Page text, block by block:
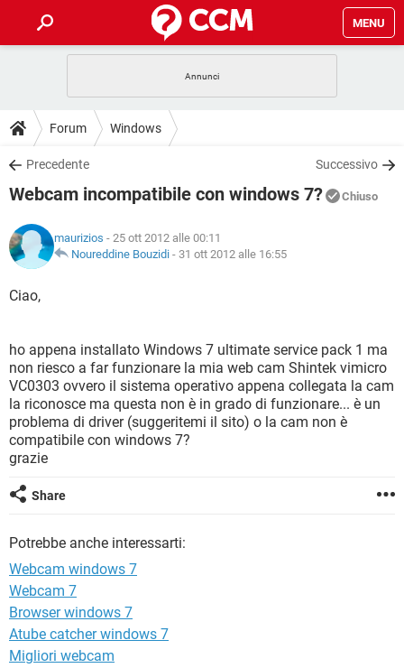
MENU
INTRATTENIMENTO
iOS
INSTAGRAM WHATSAPP
TIKTOK
HARDWARE
GUIDE
COVID-19
INSTAGRAM WHATSAPP
TIKTOK
HARDWARE
DOWNLOAD
COVID-19 GAMING
INTRATTENIMENTO
iOS WINDOWS 10
INSTAGRAM
HARDWARE
COVID-19 GAMING
INTRATTENIMENTO
iOS
TIKTOK FACEBOOK
HARDWARE
GLOSSARIO
COVID-19
iOS WINDOWS 10
INSTAGRAM WHATSAPP
TIKTOK FACEBOOK
HARDWARE
Forum Windows
Precedente Successivo
Webcam incompatibile con windows 7? Chiuso
maurizios - 25 ott 2012 alle 00:11
Noureddine Bouzidi - 31 ott 2012 alle 16:55
Ciao,
ho appena installato Windows 7 ultimate service pack 1 ma
non riesco a far funzionare la mia web cam Shintek vimicro
VC0303 ovvero il sistema operativo appena collegata la cam
la riconosce ma questa non è in grado di funzionare... è un
problema di driver (suggeritemi il sito) o la cam non è
compatibile con windows 7?
grazie
Share
Potrebbe anche interessarti:
Webcam windows 7
Webcam 7
Browser windows 7
Atube catcher windows 7
Migliori webcam